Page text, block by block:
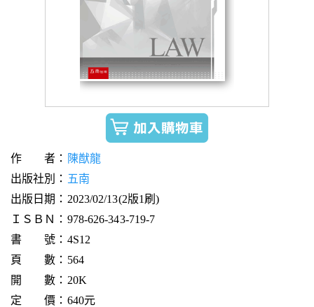
作 者： 陳猷龍
出版社別： 五南
出版日期：2023/02/13(2版1刷)
ＩＳＢＮ：978-626-343-719-7
書 號：4S12
頁 數：564
開 數：20K
定 價：640元